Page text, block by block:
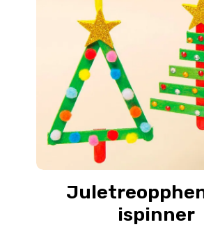
ispinner